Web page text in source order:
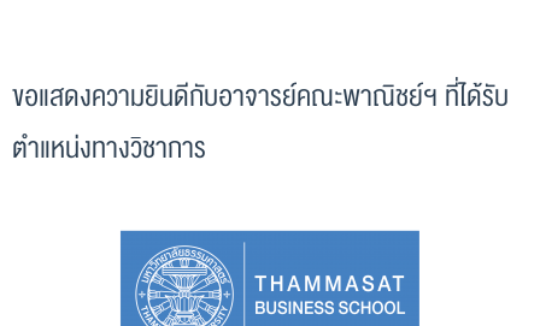
ขอแสดงความยินดีกับอาจารย์คณะพาณิชย์ฯ ที่ได้รับ
ตำแหน่งทางวิชาการ